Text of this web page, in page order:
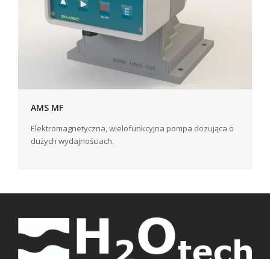
AMS MF
Elektromagnetyczna, wielofunkcyjna pompa dozująca o
dużych wydajnościach.